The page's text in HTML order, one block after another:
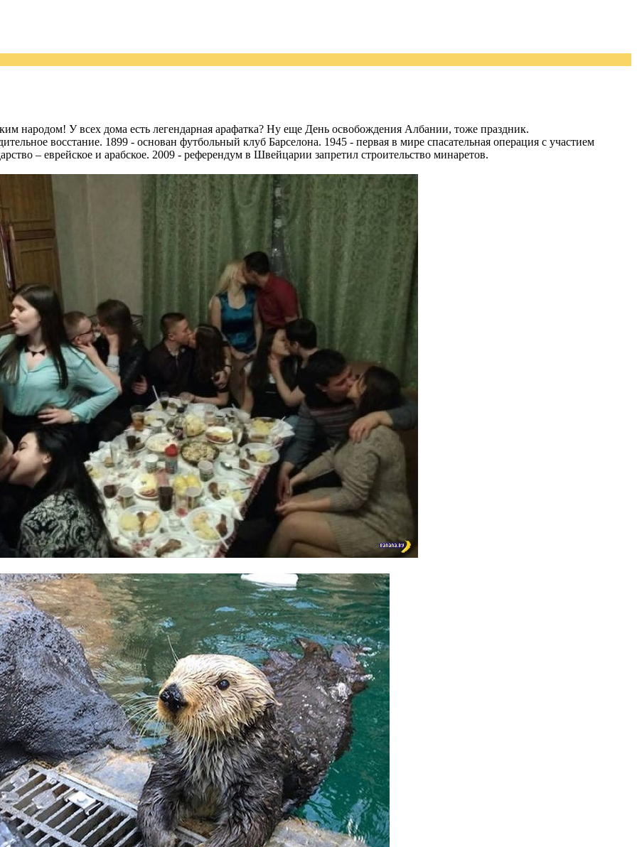
народом! У всех дома есть легендарная арафатка? Ну еще День освобождения Албании, тоже праздник.
восстание. 1899 - основан футбольный клуб Барселона. 1945 - первая в мире спасательная операция с участием
– еврейское и арабское. 2009 - референдум в Швейцарии запретил строительство минаретов.